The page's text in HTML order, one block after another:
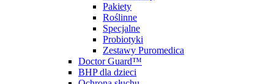
Pakiety
Roślinne
Specjalne
Probiotyki
Zestawy Puromedica
Doctor Guard™
BHP dla dzieci